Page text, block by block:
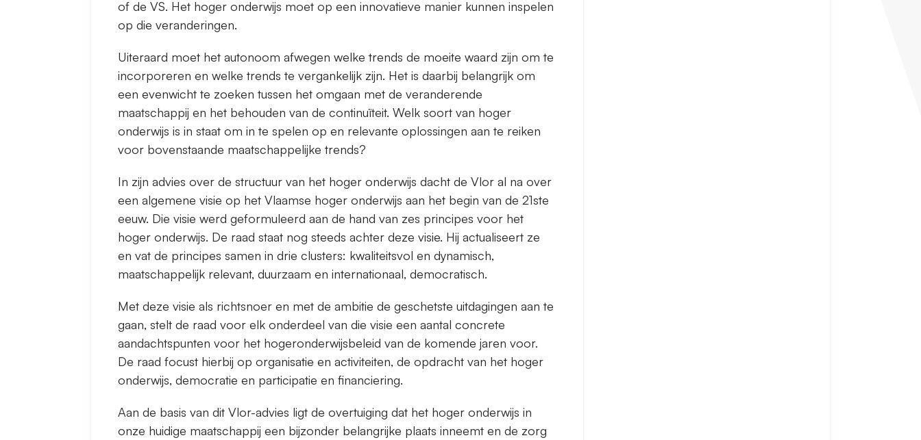
of de VS. Het hoger onderwijs moet op een innovatieve manier kunnen inspelen
op die veranderingen.
Uiteraard moet het autonoom afwegen welke trends de moeite waard zijn om te
incorporeren en welke trends te vergankelijk zijn. Het is daarbij belangrijk om
een evenwicht te zoeken tussen het omgaan met de veranderende
maatschappij en het behouden van de continuïteit. Welk soort van hoger
onderwijs is in staat om in te spelen op en relevante oplossingen aan te reiken
voor bovenstaande maatschappelijke trends?
In zijn advies over de structuur van het hoger onderwijs dacht de Vlor al na over
een algemene visie op het Vlaamse hoger onderwijs aan het begin van de 21ste
eeuw. Die visie werd geformuleerd aan de hand van zes principes voor het
hoger onderwijs. De raad staat nog steeds achter deze visie. Hij actualiseert ze
en vat de principes samen in drie clusters: kwaliteitsvol en dynamisch,
maatschappelijk relevant, duurzaam en internationaal, democratisch.
Met deze visie als richtsnoer en met de ambitie de geschetste uitdagingen aan te
gaan, stelt de raad voor elk onderdeel van die visie een aantal concrete
aandachtspunten voor het hogeronderwijsbeleid van de komende jaren voor.
De raad focust hierbij op organisatie en activiteiten, de opdracht van het hoger
onderwijs, democratie en participatie en financiering.
Aan de basis van dit Vlor-advies ligt de overtuiging dat het hoger onderwijs in
onze huidige maatschappij een bijzonder belangrijke plaats inneemt en de zorg